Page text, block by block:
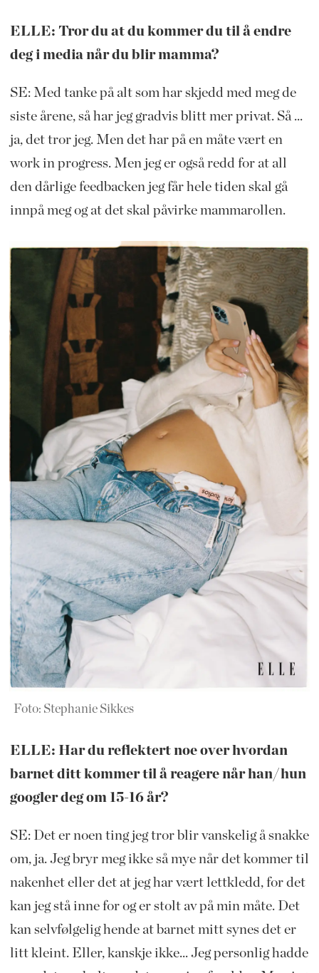
ELLE: Tror du at du kommer du til å endre
deg i media når du blir mamma?
SE: Med tanke på alt som har skjedd med meg de
siste årene, så har jeg gradvis blitt mer privat. Så ...
ja, det tror jeg. Men det har på en måte vært en
work in progress. Men jeg er også redd for at all
den dårlige feedbacken jeg får hele tiden skal gå
innpå meg og at det skal påvirke mammarollen.
Foto: Stephanie Sikkes
ELLE: Har du reflektert noe over hvordan
barnet ditt kommer til å reagere når han/hun
googler deg om 15-16 år?
SE: Det er noen ting jeg tror blir vanskelig å snakke
om, ja. Jeg bryr meg ikke så mye når det kommer til
nakenhet eller det at jeg har vært lettkledd, for det
kan jeg stå inne for og er stolt av på min måte. Det
kan selvfølgelig hende at barnet mitt synes det er
litt kleint. Eller, kanskje ikke... Jeg personlig hadde